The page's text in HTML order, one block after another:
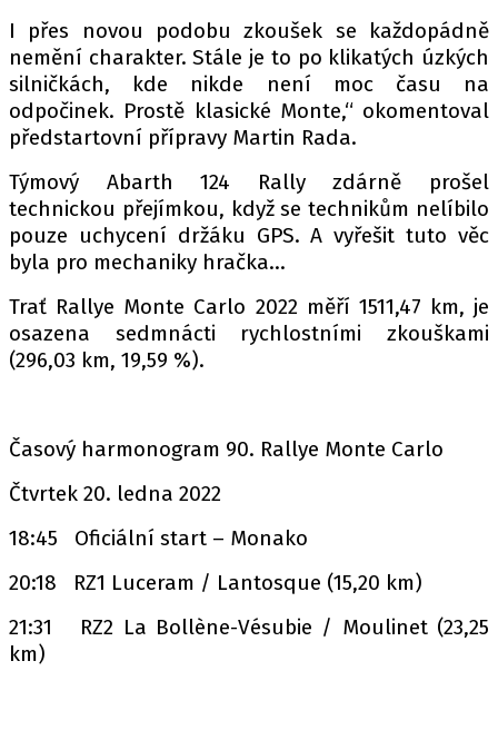
I přes novou podobu zkoušek se každopádně
nemění charakter. Stále je to po klikatých úzkých
silničkách, kde nikde není moc času na
odpočinek. Prostě klasické Monte,“ okomentoval
předstartovní přípravy Martin Rada.
Týmový Abarth 124 Rally zdárně prošel
technickou přejímkou, když se technikům nelíbilo
pouze uchycení držáku GPS. A vyřešit tuto věc
byla pro mechaniky hračka…
Trať Rallye Monte Carlo 2022 měří 1511,47 km, je
osazena sedmnácti rychlostními zkouškami
(296,03 km, 19,59 %).
Časový harmonogram 90. Rallye Monte Carlo
Čtvrtek 20. ledna 2022
18:45 Oficiální start – Monako
20:18 RZ1 Luceram / Lantosque (15,20 km)
21:31 RZ2 La Bollène-Vésubie / Moulinet (23,25
km)